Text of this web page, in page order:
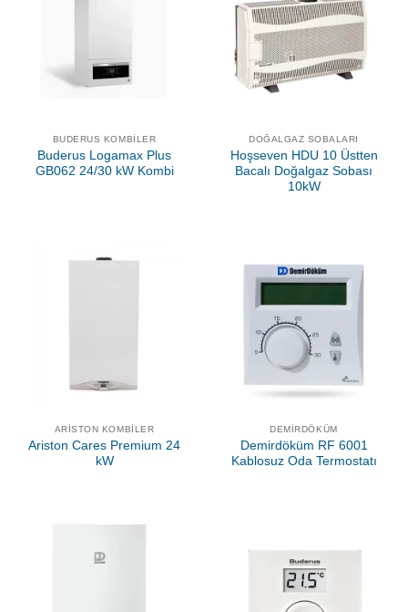
BUDERUS KOMBILER
Buderus Logamax Plus
GB062 24/30 kW Kombi
DOĞALGAZ SOBALARI
Hoşseven HDU 10 Üstten
Bacalı Doğalgaz Sobası
10kW
ARISTON KOMBILER
Ariston Cares Premium 24
kW
DEMIRDÖKÜM
Demirdöküm RF 6001
Kablosuz Oda Termostatı